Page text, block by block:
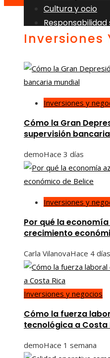
Cultura y ocio
Responsabilidad
Inversiones
Inversiones y
Cómo la Gran
supervisión
demoHace 3 días
Inversiones y
Por qué la
crecimiento
Carla VilanovaHace 4 días
Inversiones y negocios
Cómo la fuerza
tecnológica a Costa
demoHace 1 semana